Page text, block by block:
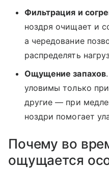
Фильтрация и
ноздря очищает и
а чередование
распределять
Ощущение запахов
уловимы только
другие — при
ноздри помогает
Почему во
ощущается